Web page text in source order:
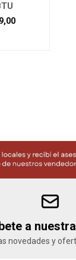
a
novedades y